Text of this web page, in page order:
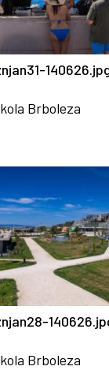
Brboleza
Brboleza